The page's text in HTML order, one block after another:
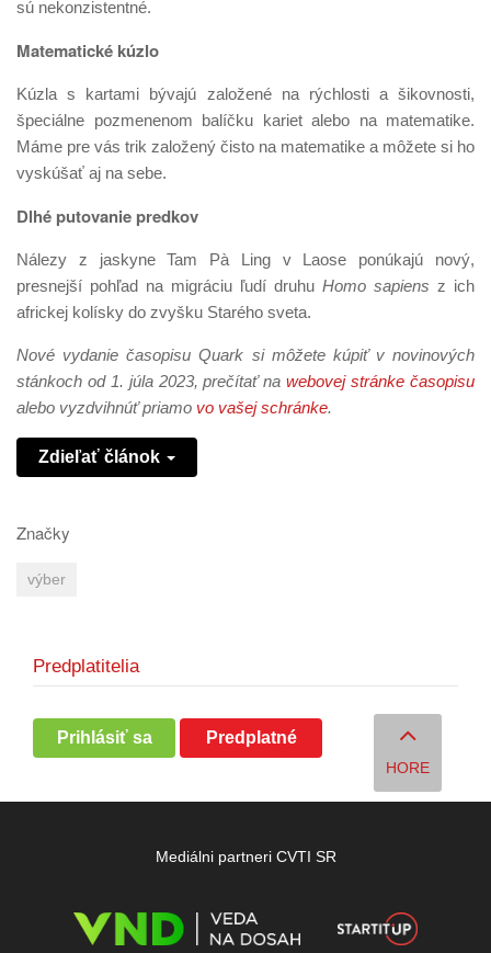
sú nekonzistentné.
Matematické kúzlo
Kúzla s kartami bývajú založené na rýchlosti a šikovnosti,
špeciálne pozmenenom balíčku kariet alebo na matematike.
Máme pre vás trik založený čisto na matematike a môžete si ho
vyskúšať aj na sebe.
Dlhé putovanie predkov
Nálezy z jaskyne Tam Pà Ling v Laose ponúkajú nový,
presnejší pohľad na migráciu ľudí druhu Homo sapiens z ich
africkej kolísky do zvyšku Starého sveta.
Nové vydanie časopisu Quark si môžete kúpiť v novinových
stánkoch od 1. júla 2023, prečítať na webovej stránke časopisu
alebo vyzdvihnúť priamo vo vašej schránke.
Zdieľať článok
Značky
výber
Predplatitelia
Prihlásiť sa Predplatné
HORE
Mediálni partneri CVTI SR